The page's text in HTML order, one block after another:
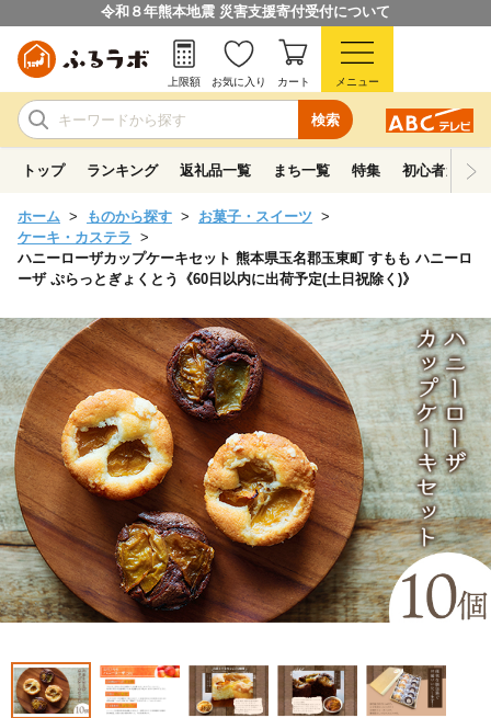
令和８年熊本地震 災害支援寄付受付について
検索
上限額 お気に入り カート メニュー
トップ ランキング 返礼品一覧 まち一覧 特集 初心者ガイド
ホーム ものから探す
お菓子・スイーツ
ケーキ・カステラ
ハニーローザカップケーキセット 熊本県玉名郡玉東町 すもも ハニーロ
ーザ ぷらっとぎょくとう《60日以内に出荷予定(土日祝除く)》